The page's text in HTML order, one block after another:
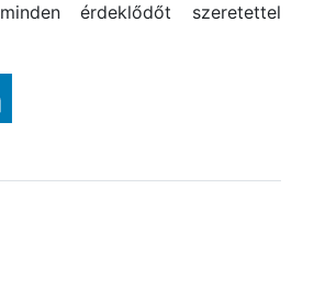
érdeklődőt szeretettel